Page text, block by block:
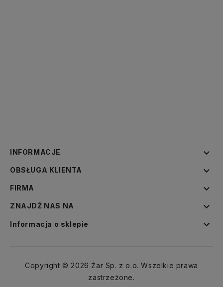
INFORMACJE 
OBSŁUGA KLIENTA 
FIRMA 
ZNAJDŹ NAS NA 
Informacja o sklepie 
Copyright © 2026 Żar Sp. z o.o. Wszelkie prawa
zastrzeżone.